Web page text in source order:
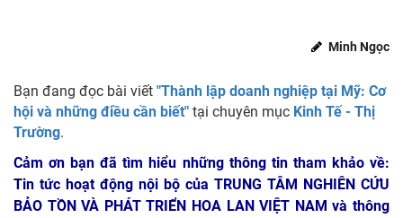
Minh Ngọc
Bạn đang đọc bài viết "Thành lập doanh nghiệp tại Mỹ: Cơ
hội và những điều cần biết" tại chuyên mục Kinh Tế - Thị
Trường.
Cảm ơn bạn đã tìm hiểu những thông tin tham khảo về:
Tin tức hoạt động nội bộ của TRUNG TÂM NGHIÊN CỨU
BẢO TỒN VÀ PHÁT TRIỂN HOA LAN VIỆT NAM và thông